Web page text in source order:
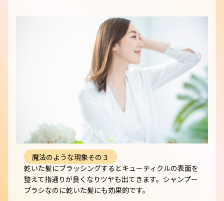
魔法のような現象その３
乾いた髪にブラッシングするとキューティクルの表面を
整えて指通りが良くなりツヤも出てきます。シャンプー
ブラシなのに乾いた髪にも効果的です。